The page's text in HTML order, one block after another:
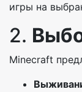
игры на
2.
Minecraft